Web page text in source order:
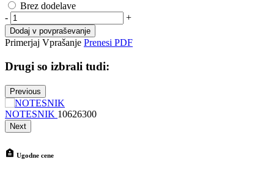
Brez dodelave
-
+
Dodaj v povpraševanje
Primerjaj Vprašanje Prenesi PDF
Drugi so izbrali tudi:
Previous
NOTESNIK 10626300
Next
Ugodne cene